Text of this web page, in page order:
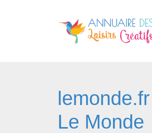
Le Monde